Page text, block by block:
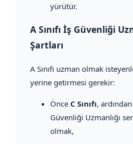
yürütür.
A Sınıfı İş Güvenliği
Şartları
A Sınıfı uzman olmak
yerine getirmesi gerekir:
Önce C Sınıfı, ardından
Güvenliği Uzmanlığı
olmak,